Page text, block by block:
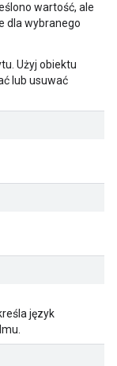
,
wartość, ale
dla wybranego
Użyj obiektu
lub usuwać
język